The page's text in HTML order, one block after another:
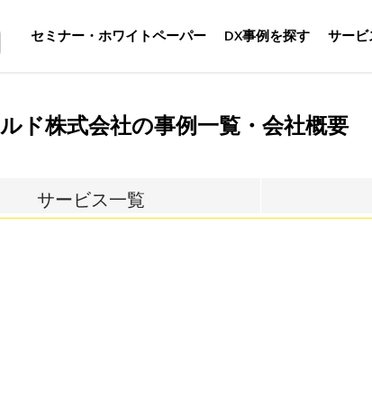
セミナー・ホワイトペーパー DX事例を探す サー
ド株式会社の事例一覧・会社概要
サービス一覧